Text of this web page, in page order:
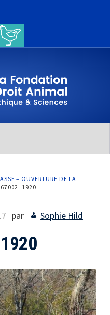
= OUVERTURE DE LA
par Sophie Hild